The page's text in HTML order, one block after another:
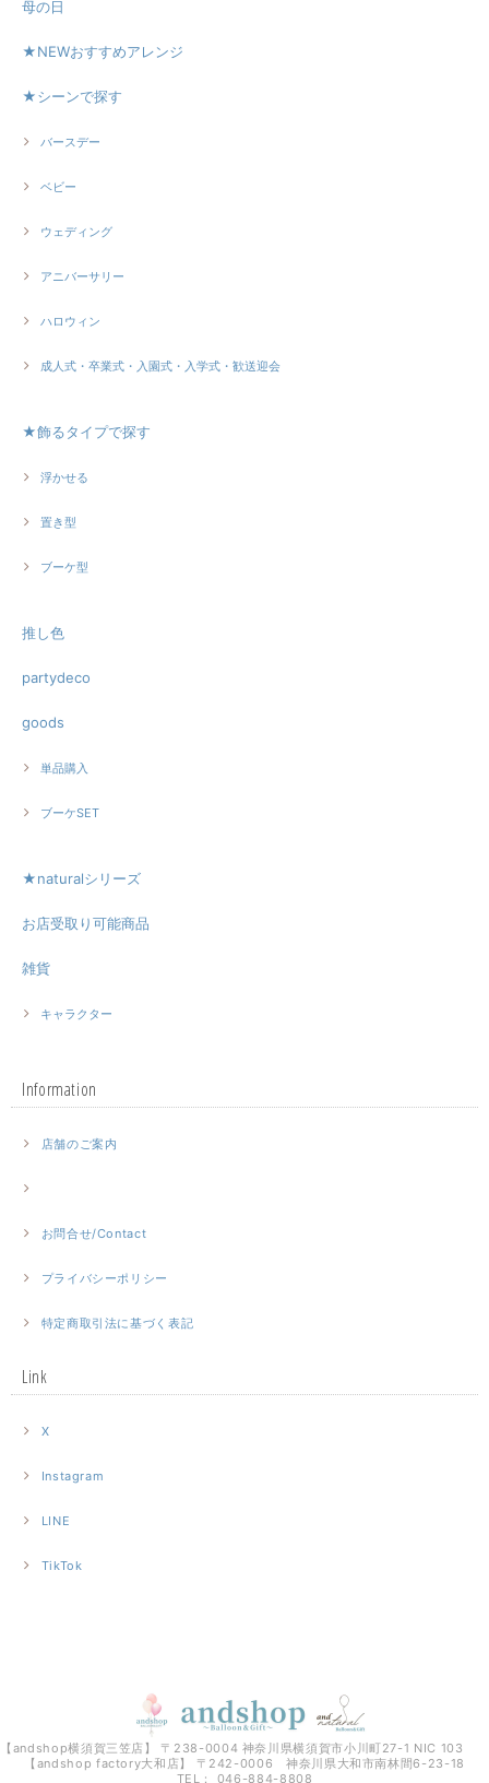
母の日
★NEWおすすめアレンジ
★シーンで探す
バースデー
ベビー
ウェディング
アニバーサリー
ハロウィン
成人式・卒業式・入園式・入学式・歓送迎会
★飾るタイプで探す
浮かせる
置き型
ブーケ型
推し色
partydeco
goods
単品購入
ブーケSET
★naturalシリーズ
お店受取り可能商品
雑貨
キャラクター
Information
店舗のご案内
お問合せ/Contact
プライバシーポリシー
特定商取引法に基づく表記
Link
X
Instagram
LINE
TikTok
【andshop横須賀三笠店】 〒238-0004 神奈川県横須賀市小川町27-1 NIC 103
【andshop factory大和店】 〒242-0006 神奈川県大和市南林間6-23-18
TEL： 046-884-8808